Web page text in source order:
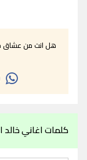
هل انت من عشاق
كلمات اغاني